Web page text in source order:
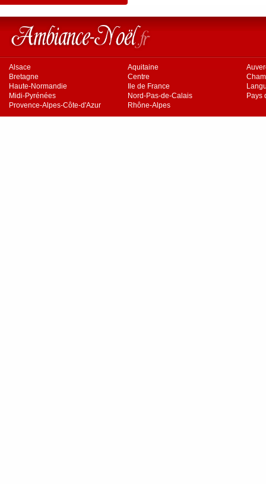
Alsace Aquitaine
Bretagne
Centre
Haute-Normandie
Ile de France
Midi-Pyrénées
Nord-Pas-de-Calais
Pays
Provence-Alpes-Côte-d'Azur
Rhône-Alpes